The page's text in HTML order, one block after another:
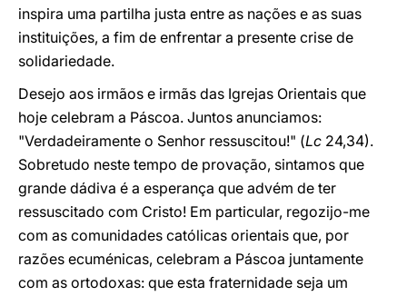
inspira uma partilha justa entre as nações e as suas
instituições, a fim de enfrentar a presente crise de
solidariedade.
Desejo aos irmãos e irmãs das Igrejas Orientais que
hoje celebram a Páscoa. Juntos anunciamos:
"Verdadeiramente o Senhor ressuscitou!" (Lc 24,34).
Sobretudo neste tempo de provação, sintamos que
grande dádiva é a esperança que advém de ter
ressuscitado com Cristo! Em particular, regozijo-me
com as comunidades católicas orientais que, por
razões ecuménicas, celebram a Páscoa juntamente
com as ortodoxas: que esta fraternidade seja um